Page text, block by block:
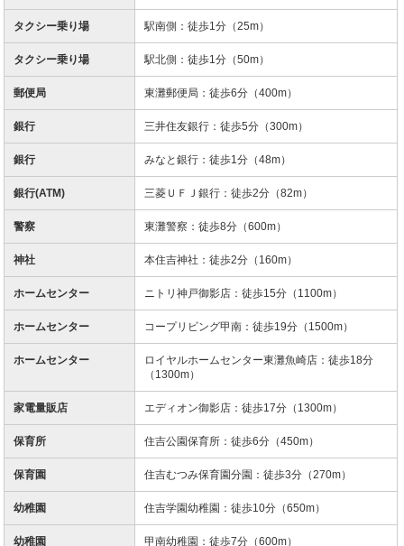
タクシー乗り場 駅南側：徒歩1分（25m）
タクシー乗り場 駅北側：徒歩1分（50m）
郵便局 東灘郵便局：徒歩6分（400m）
銀行 三井住友銀行：徒歩5分（300m）
銀行 みなと銀行：徒歩1分（48m）
銀行(ATM) 三菱ＵＦＪ銀行：徒歩2分（82m）
警察 東灘警察：徒歩8分（600m）
神社 本住吉神社：徒歩2分（160m）
ホームセンター ニトリ神戸御影店：徒歩15分（1100m）
ホームセンター コープリビング甲南：徒歩19分（1500m）
ホームセンター
ロイヤルホームセンター東灘魚崎店：徒歩18分
（1300m）
家電量販店 エディオン御影店：徒歩17分（1300m）
保育所 住吉公園保育所：徒歩6分（450m）
保育園 住吉むつみ保育園分園：徒歩3分（270m）
幼稚園 住吉学園幼稚園：徒歩10分（650m）
幼稚園 甲南幼稚園：徒歩7分（600m）